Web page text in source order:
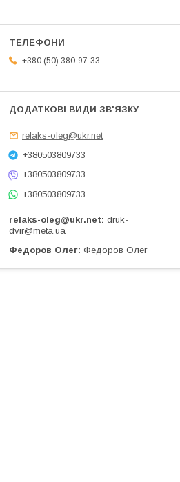
+380 (50) 380-97-33
relaks-oleg@ukr.net
+380503809733
+380503809733
+380503809733
relaks-oleg@ukr.net druk-
dvir@meta.ua
Федоров Олег Федоров Олег